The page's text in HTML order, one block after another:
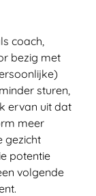
coach,
bezig met
sturen,
ervan uit dat
meer
gezicht
potentie
volgende